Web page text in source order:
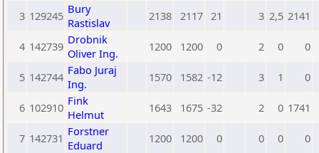
3 129245 Bury
Rastislav
2138 2117 21 3 2,5 2141
4 142739 Drobnik
Oliver Ing.
1200 1200 0 2 0 0
5 142744 Fabo Juraj
Ing.
1570 1582 -12 3 1 0
6 102910 Fink
Helmut
1643 1675 -32 2 0 1741
7 142731 Forstner
Eduard
1200 1200 0 0 0 0